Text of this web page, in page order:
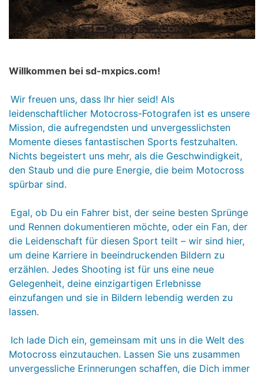
Willkommen bei sd-mxpics.com!
Wir freuen uns, dass Ihr hier seid! Als
leidenschaftlicher Motocross-Fotografen ist es unsere
Mission, die aufregendsten und unvergesslichsten
Momente dieses fantastischen Sports festzuhalten.
Nichts begeistert uns mehr, als die Geschwindigkeit,
den Staub und die pure Energie, die beim Motocross
spürbar sind.
Egal, ob Du ein Fahrer bist, der seine besten Sprünge
und Rennen dokumentieren möchte, oder ein Fan, der
die Leidenschaft für diesen Sport teilt – wir sind hier,
um deine Karriere in beeindruckenden Bildern zu
erzählen. Jedes Shooting ist für uns eine neue
Gelegenheit, deine einzigartigen Erlebnisse
einzufangen und sie in Bildern lebendig werden zu
lassen.
Ich lade Dich ein, gemeinsam mit uns in die Welt des
Motocross einzutauchen. Lassen Sie uns zusammen
unvergessliche Erinnerungen schaffen, die Dich immer